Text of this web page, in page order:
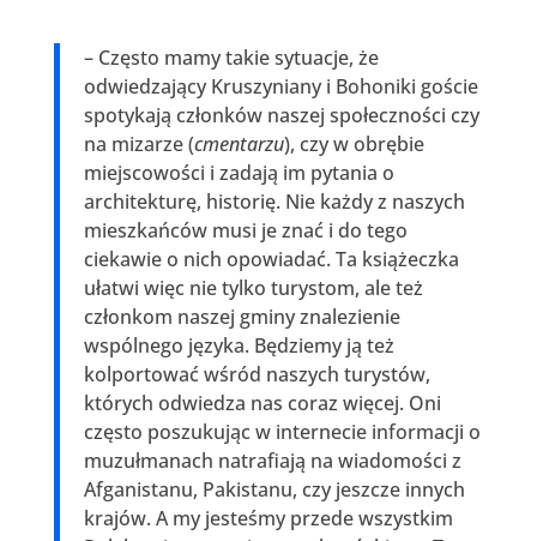
– Często mamy takie sytuacje, że
odwiedzający Kruszyniany i Bohoniki goście
spotykają członków naszej społeczności czy
na mizarze (cmentarzu), czy w obrębie
miejscowości i zadają im pytania o
architekturę, historię. Nie każdy z naszych
mieszkańców musi je znać i do tego
ciekawie o nich opowiadać. Ta książeczka
ułatwi więc nie tylko turystom, ale też
członkom naszej gminy znalezienie
wspólnego języka. Będziemy ją też
kolportować wśród naszych turystów,
których odwiedza nas coraz więcej. Oni
często poszukując w internecie informacji o
muzułmanach natrafiają na wiadomości z
Afganistanu, Pakistanu, czy jeszcze innych
krajów. A my jesteśmy przede wszystkim